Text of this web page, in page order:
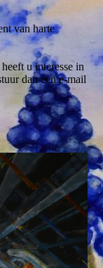
van harte
u interesse in
dan een e-mail